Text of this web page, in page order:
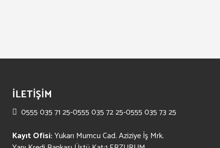
İLETİŞİM
0555 035 71 25-0555 035 72 25-0555 035 73 25
Kayıt Ofisi:Yukarı Mumcu Cad. Aziziye İş Mrk.